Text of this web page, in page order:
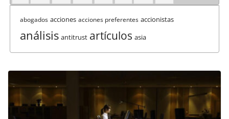
abogados acciones acciones preferentes accionistas
análisis antitrust artículos asia